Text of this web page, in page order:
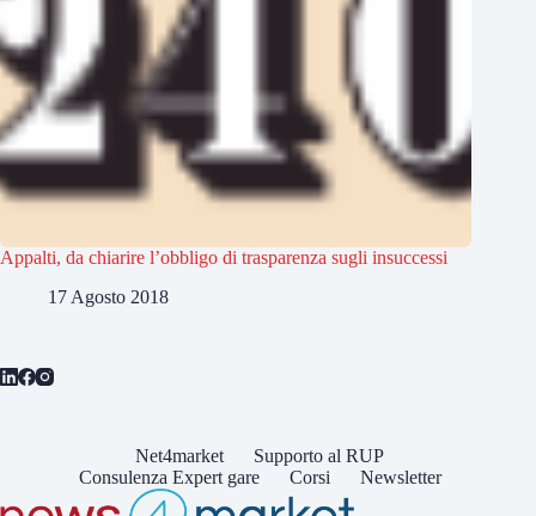
Appalti, da chiarire l’obbligo di trasparenza sugli insuccessi
17 Agosto 2018
Net4market
Supporto al RUP
Consulenza Expert gare
Corsi Newsletter